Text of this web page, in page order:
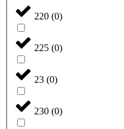
220 (0)
225 (0)
23 (0)
230 (0)